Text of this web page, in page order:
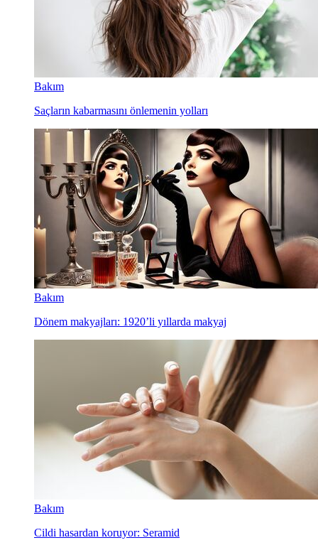
Bakım
Saçların kabarmasını önlemenin yolları
Bakım
Dönem makyajları: 1920’li yıllarda makyaj
Bakım
Cildi hasardan koruyor: Seramid